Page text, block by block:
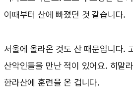
이때부터 산에 빠졌던 것 같습니다.
서울에 올라온 것도 산 때문입니다.
산악인들을 만난 적이 있어요. 히말
한라산에 훈련을 온 겁니다.